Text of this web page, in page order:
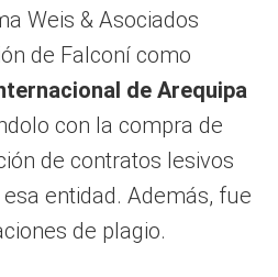
Weis & Asociados
de Falconí como
de Arequipa
con la compra de
de contratos lesivos
entidad. Además, fue
de plagio.